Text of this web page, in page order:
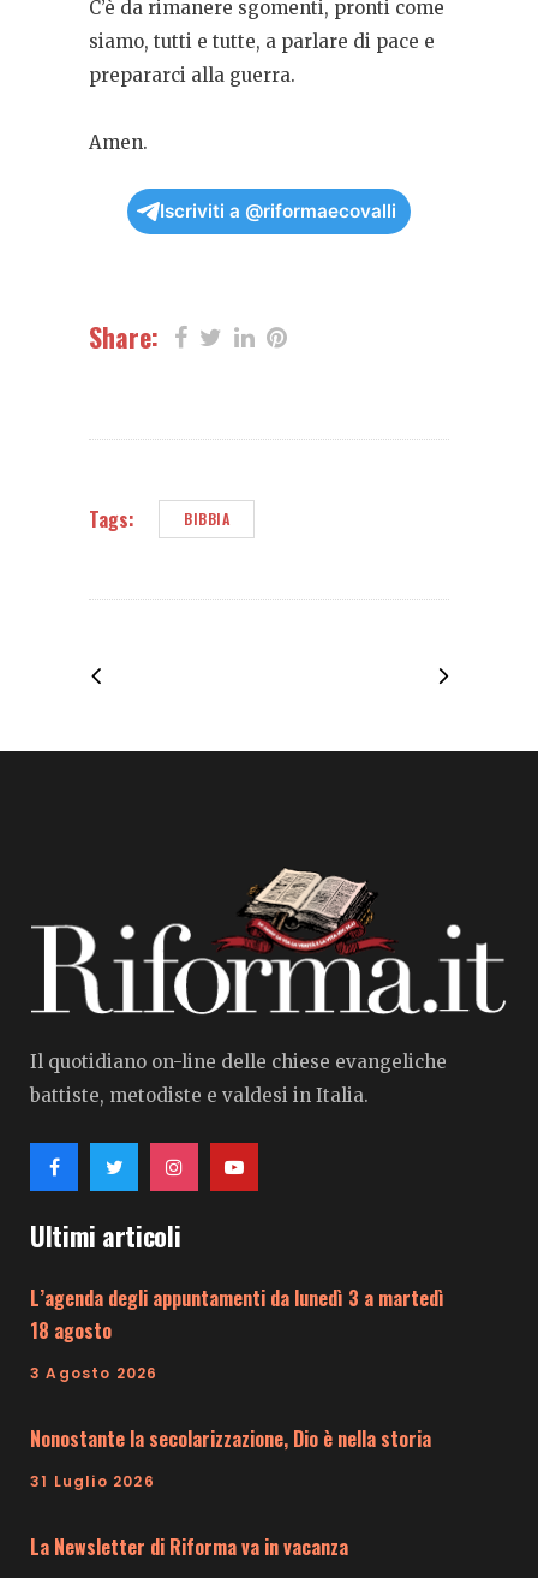
C’è da rimanere sgomenti, pronti come
siamo, tutti e tutte, a parlare di pace e
prepararci alla guerra.
Amen.
Iscriviti a @riformaecovalli
Share:
Tags: BIBBIA
Il quotidiano on-line delle chiese evangeliche
battiste, metodiste e valdesi in Italia.
Ultimi articoli
L’agenda degli appuntamenti da lunedì 3 a martedì
18 agosto
3 Agosto 2026
Nonostante la secolarizzazione, Dio è nella storia
31 Luglio 2026
La Newsletter di Riforma va in vacanza